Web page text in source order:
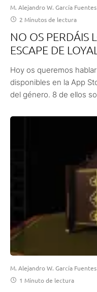
M. Alejandro W. García
2 Minutos de lectura
NO OS PERDÁIS
ESCAPE DE
Hoy os queremos
disponibles en la App
del género. 8 de ellos
M. Alejandro W. García
1 Minuto de lectura